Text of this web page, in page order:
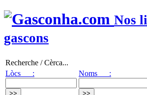
Nos
gascons
Recherche / Cèrca...
Lòcs :
Noms :